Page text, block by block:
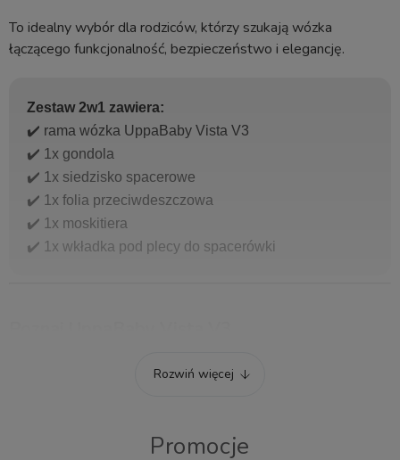
To idealny wybór dla rodziców, którzy szukają wózka
łączącego funkcjonalność, bezpieczeństwo i elegancję.
Zestaw 2w1 zawiera:
✔️ rama wózka UppaBaby Vista V3
✔️ 1x gondola
✔️ 1x siedzisko spacerowe
✔️ 1x folia przeciwdeszczowa
✔️ 1x moskitiera
✔️ 1x wkładka pod plecy do spacerówki
1. Wielofunkcyjność i opcja rozbudowy
Rozwiń więcej
Promocje